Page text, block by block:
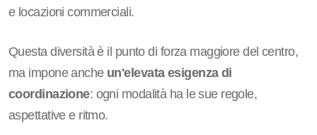
e locazioni commerciali.
Questa diversità è il punto di forza maggiore del centro,
ma impone anche un'elevata esigenza di
coordinazione: ogni modalità ha le sue regole,
aspettative e ritmo.